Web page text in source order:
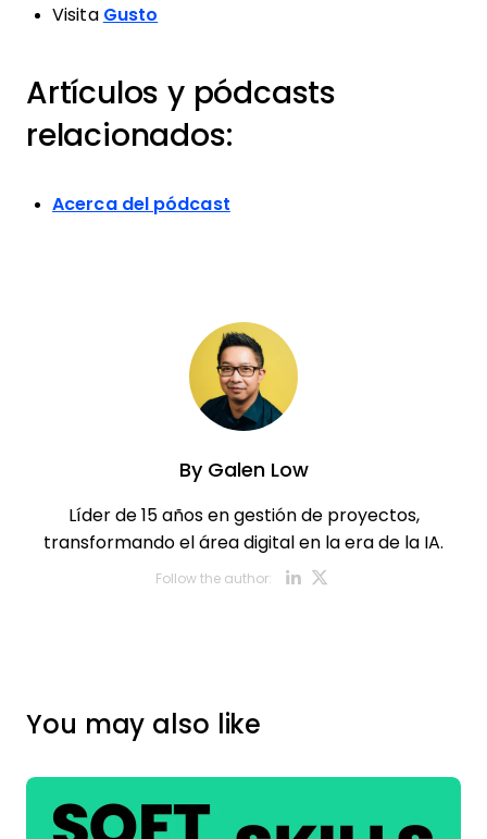
Visita Gusto
Artículos y pódcasts
relacionados:
Acerca del pódcast
ByGalen Low
Líder de 15 años en gestión de proyectos,
transformando el área digital en la era de la IA.
Follow the author: Opens new
You may also like